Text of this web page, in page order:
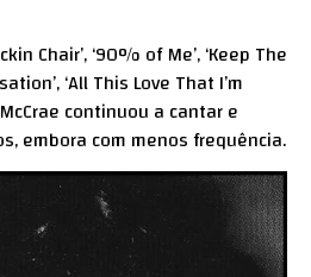
Chair’, ‘90% of Me’, ‘Keep The
‘All This Love That I’m
continuou a cantar e
embora com menos frequência.